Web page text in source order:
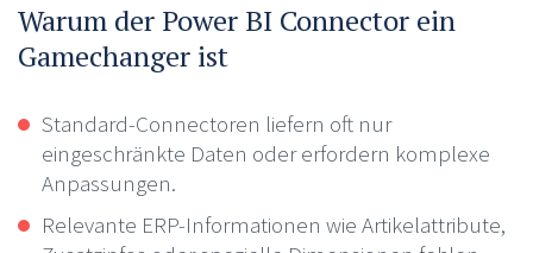
Warum der Power BI Connector ein
Gamechanger ist
Standard-Connectoren liefern oft nur
eingeschränkte Daten oder erfordern komplexe
Anpassungen.
Relevante ERP-Informationen wie Artikelattribute,